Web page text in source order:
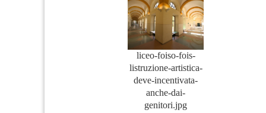
liceo-foiso-fois-
listruzione-artistica-
deve-incentivata-
anche-dai-
genitori.jpg